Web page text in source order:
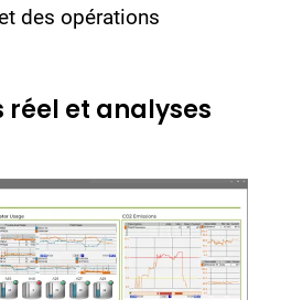
des opérations
réel et analyses